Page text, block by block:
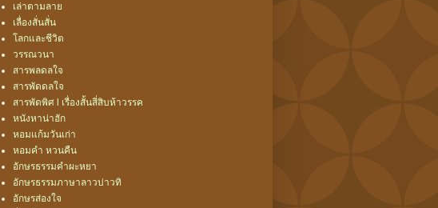
เล่าตามลาย
เลื่องสั่นสั่น
โลกและชีวิต
วรรณวนา
สารพลดลใจ
สารพัดดลใจ
สารพัดพิศ l เรื่องสั้นสี่สิบห้าวรรค
หนังหาน่าฮัก
หอมแก้มวันเก่า
หอมคำ หวนคืน
อักษรธรรมคำผะหยา
อักษรธรรมภาษาลาวบ่าวทิ
อักษรส่องใจ